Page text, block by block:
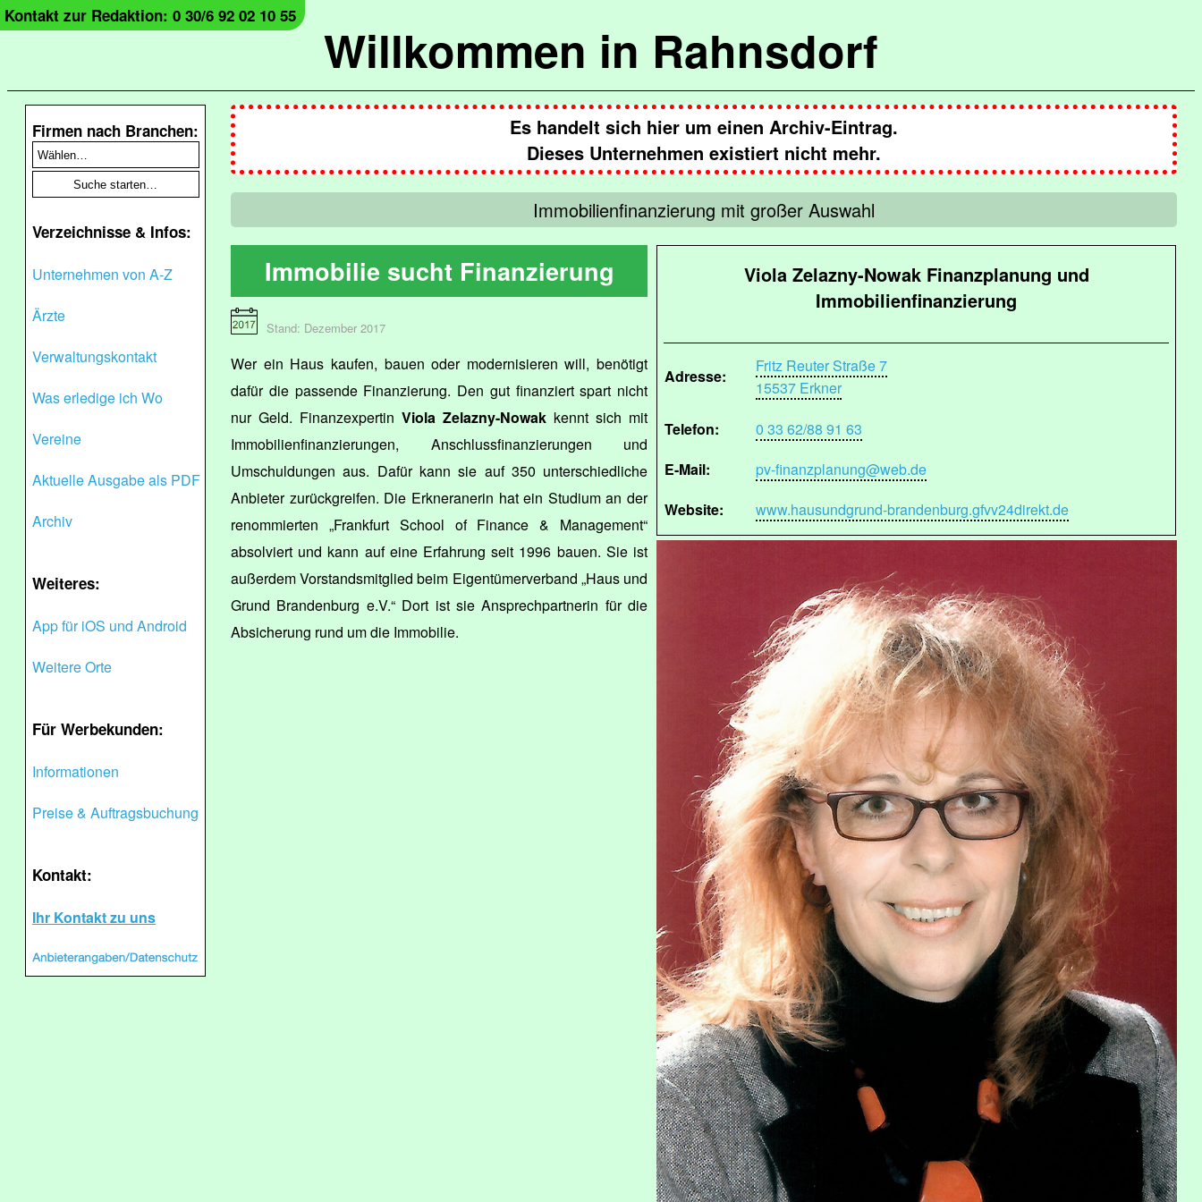
Willkommen in Rahnsdorf
Kontakt zur Redaktion: 0 30/6 92 02 10 55
Firmen nach Branchen:
Verzeichnisse & Infos:
Unternehmen von A-Z
Ärzte
Verwaltungskontakt
Was erledige ich Wo
Vereine
Aktuelle Ausgabe als PDF
Archiv
Weiteres:
App für iOS und Android
Weitere Orte
Für Werbekunden:
Informationen
Preise & Auftragsbuchung
Kontakt:
Ihr Kontakt zu uns
Es handelt sich hier um einen Archiv-Eintrag.
Dieses Unternehmen existiert nicht mehr.
Immobilienfinanzierung mit großer Auswahl
Viola Zelazny-Nowak Finanzplanung und
Immobilienfinanzierung
Adresse:
Fritz Reuter Straße 7
15537 Erkner
Telefon:
0 33 62/88 91 63
E-Mail:
pv-finanzplanung@web.de
Website:
www.hausundgrund-brandenburg.gfvv24direkt.de
Immobilie sucht Finanzierung
Stand: Dezember 2017
Wer ein Haus kaufen, bauen oder modernisieren will, benötigt
dafür die passende Finanzierung. Den gut finanziert spart nicht
nur Geld. FinanzexpertinViola Zelazny-Nowak kennt sich mit
Immobilienfinanzierungen, Anschlussfinanzierungen und
Umschuldungen aus. Dafür kann sie auf 350 unterschiedliche
Anbieter zurückgreifen. Die Erkneranerin hat ein Studium an der
renommierten „Frankfurt School of Finance & Management“
absolviert und kann auf eine Erfahrung seit 1996 bauen. Sie ist
außerdem Vorstandsmitglied beim Eigentümerverband „Haus und
Grund Brandenburg e.V.“ Dort ist sie Ansprechpartnerin für die
Absicherung rund um die Immobilie.